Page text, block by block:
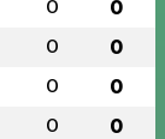
0 0
0 0
0 0
0 0